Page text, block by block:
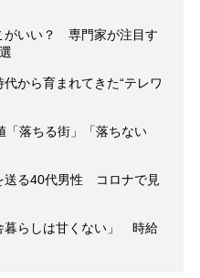
がいい？ 専門家が注目す
から育まれてきた“テレワ
「落ちる街」「落ちない
送る40代男性 コロナで見
暮らしは甘くない」 時給